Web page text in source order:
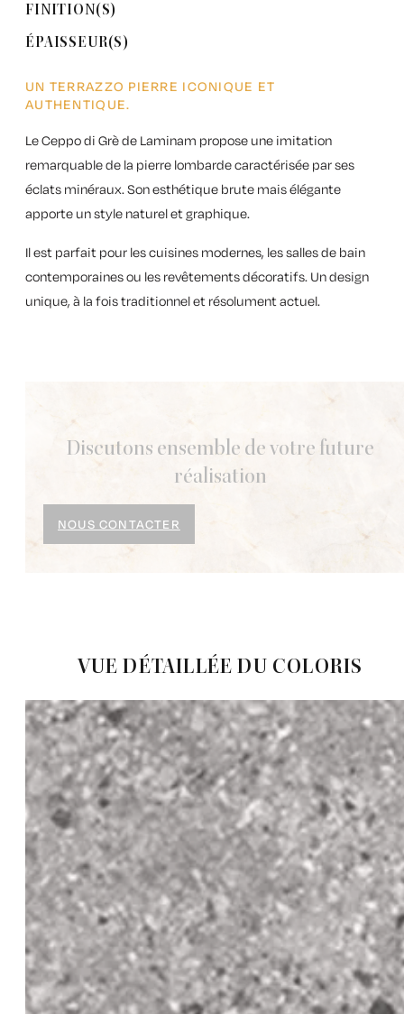
FINITION(S)
ÉPAISSEUR(S)
UN TERRAZZO PIERRE ICONIQUE ET
AUTHENTIQUE.
LeCeppo di Grè de Laminam propose une imitation
remarquable de la pierre lombarde caractérisée par ses
éclats minéraux. Son esthétique brute mais élégante
apporte un style naturel et graphique.
Il est parfait pour les cuisines modernes, les salles de bain
contemporaines ou les revêtements décoratifs. Un design
unique, à la fois traditionnel et résolument actuel.
Discutons ensemble de votre future
réalisation
NOUS CONTACTER
VUE DÉTAILLÉE DU COLORIS